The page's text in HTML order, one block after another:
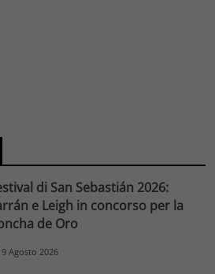
di San Sebastián 2026:
e Leigh in concorso per la
de Oro
9 Agosto 2026